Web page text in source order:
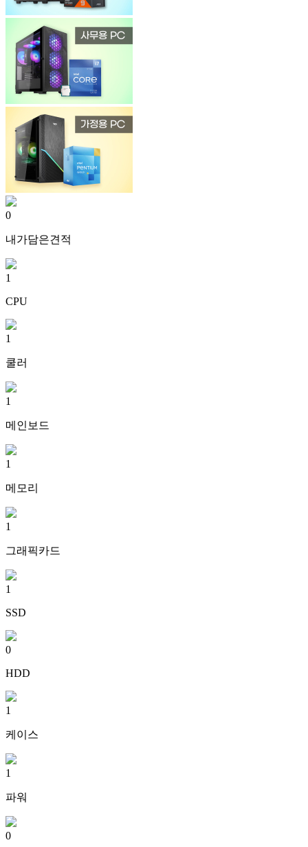
0
내가담은견적
1
CPU
1
쿨러
1
메인보드
1
메모리
1
그래픽카드
1
SSD
0
HDD
1
케이스
1
파워
0